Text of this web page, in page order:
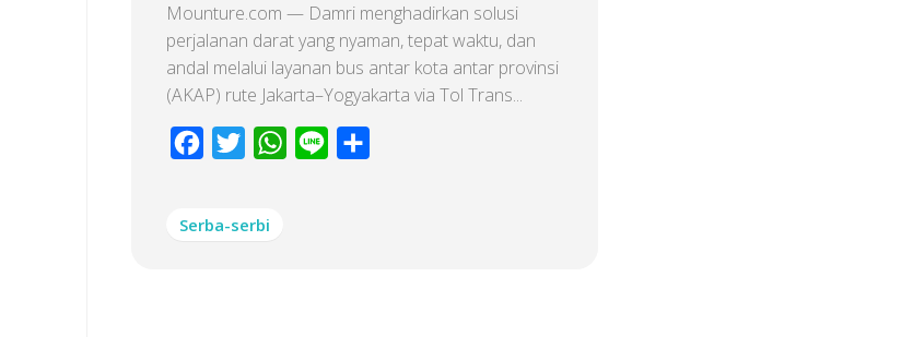
Mounture.com — Damri menghadirkan solusi
perjalanan darat yang nyaman, tepat waktu, dan
andal melalui layanan bus antar kota antar provinsi
(AKAP) rute Jakarta–Yogyakarta via Tol Trans...
Facebook
Twitter WhatsApp
Line
Serba-serbi